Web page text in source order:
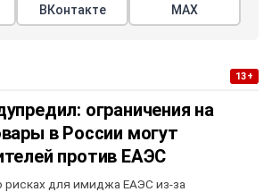
ВКонтакте МАХ
13+
ограничения на
в России могут
против ЕАЭС
рисках для имиджа ЕАЭС из-за